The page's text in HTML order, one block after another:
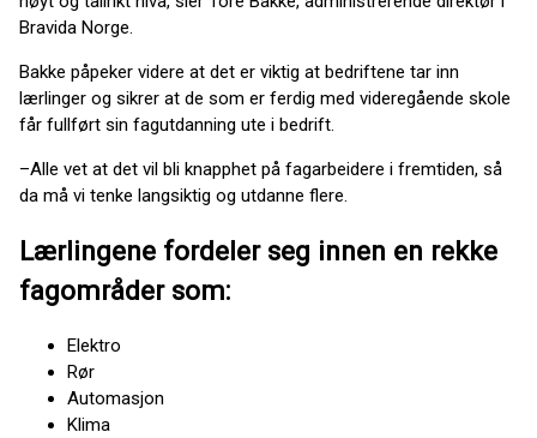
Bravida Norge.
Bakke påpeker videre at det er viktig at bedriftene tar inn
lærlinger og sikrer at de som er ferdig med videregående skole
får fullført sin fagutdanning ute i bedrift.
–Alle vet at det vil bli knapphet på fagarbeidere i fremtiden, så
da må vi tenke langsiktig og utdanne flere.
Lærlingene fordeler seg innen en rekke
fagområder som:
Elektro
Rør
Automasjon
Klima